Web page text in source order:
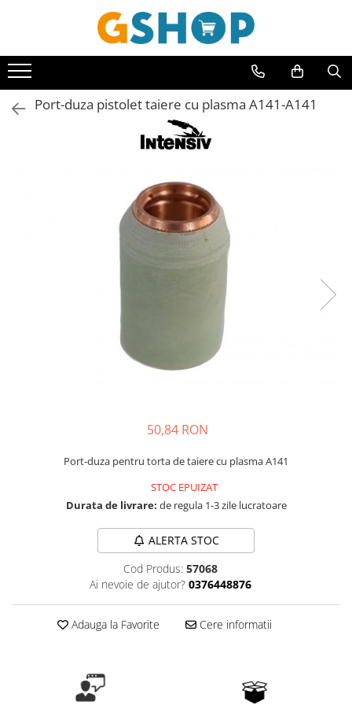
Accesorii curte si gradina
Accesorii motocoase si trimmere
Aparate de spalat cu presiune
Atomizoare si pulverizatoare
Deshidratoare fructe si legume
Masini - Aparate umplut carnati
Mobilier gradina si terasa
Motoburghie si masini sa sapat
Motocoase si trimmere
Pompe de apa
Accesorii pompe
Port-duza pistolet taiere cu plasma A141-A141
50,84 RON
Port-duza pentru torta de taiere cu plasma A141
STOC EPUIZAT
Durata de livrare: de regula 1-3 zile lucratoare
ALERTA STOC
Cod Produs: 57068
Ai nevoie de ajutor? 0376448876
Adauga la Favorite Cere informatii